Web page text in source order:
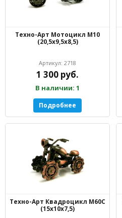
Техно-Арт Мотоцикл М10
(20,5х9,5х8,5)
Артикул: 2718
1 300 руб.
В наличии: 1
Подробнее
Техно-Арт Квадроцикл М60С
(15х10х7,5)